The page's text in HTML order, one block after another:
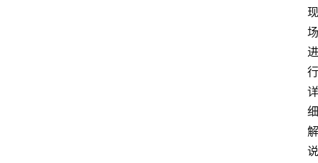
现
场
进
行
详
细
解
说